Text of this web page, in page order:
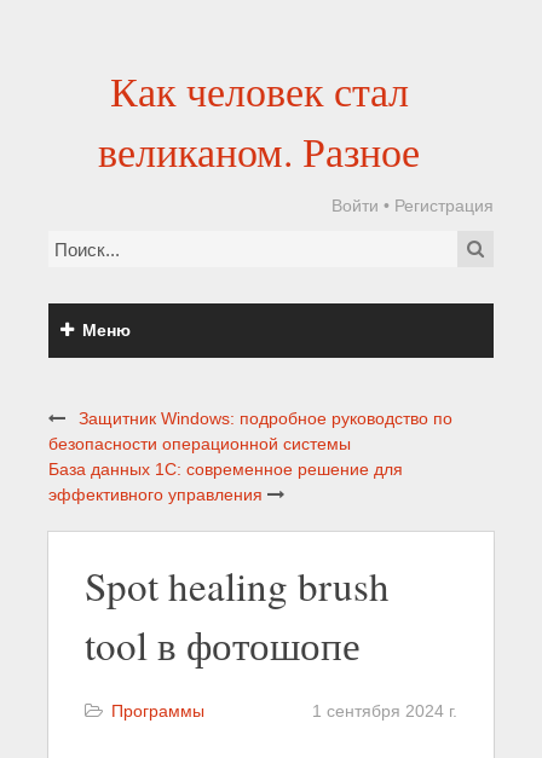
Как человек стал
великаном. Разное
Войти • Регистрация
Меню
Защитник Windows: подробное руководство по
безопасности операционной системы
База данных 1С: современное решение для
эффективного управления
Spot healing brush
tool в фотошопе
Программы 1 сентября 2024 г.